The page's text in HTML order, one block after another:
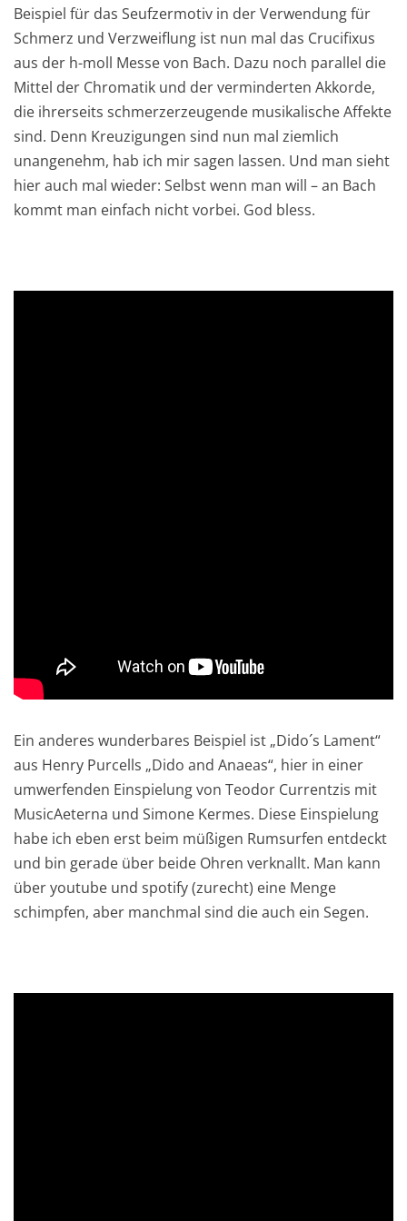
Beispiel für das Seufzermotiv in der Verwendung für
Schmerz und Verzweiflung ist nun mal das Crucifixus
aus der h-moll Messe von Bach. Dazu noch parallel die
Mittel der Chromatik und der verminderten Akkorde,
die ihrerseits schmerzerzeugende musikalische Affekte
sind. Denn Kreuzigungen sind nun mal ziemlich
unangenehm, hab ich mir sagen lassen. Und man sieht
hier auch mal wieder: Selbst wenn man will – an Bach
kommt man einfach nicht vorbei. God bless.
Ein anderes wunderbares Beispiel ist „Dido´s Lament“
aus Henry Purcells „Dido and Anaeas“, hier in einer
umwerfenden Einspielung von Teodor Currentzis mit
MusicAeterna und Simone Kermes. Diese Einspielung
habe ich eben erst beim müßigen Rumsurfen entdeckt
und bin gerade über beide Ohren verknallt. Man kann
über youtube und spotify (zurecht) eine Menge
schimpfen, aber manchmal sind die auch ein Segen.